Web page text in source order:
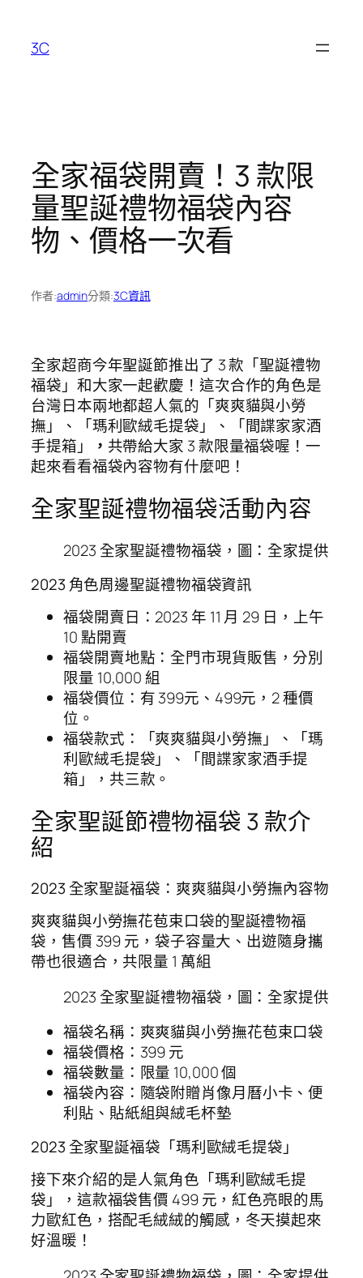
3C
全家福袋開賣！3 款限
量聖誕禮物福袋內容
物、價格一次看
作者:admin分類:3C資訊
全家超商今年聖誕節推出了 3 款「聖誕禮物
福袋」和大家一起歡慶！這次合作的角色是
台灣日本兩地都超人氣的「爽爽貓與小勞
撫」、「瑪利歐絨毛提袋」、「間諜家家酒
手提箱」
， 共帶給大家 3 款限量福袋喔！一
起來看看福袋內容物有什麼吧！
全家聖誕禮物福袋活動內容
2023 全家聖誕禮物福袋，圖：全家提供
2023 角色周邊聖誕禮物福袋資訊
福袋開賣日：2023 年 11 月 29 日，上午
10 點開賣
福袋開賣地點：全門市現貨販售，分別
限量 10,000 組
福袋價位：有 399元、499元，2 種價
位。
福袋款式：「爽爽貓與小勞撫」、「瑪
利歐絨毛提袋」、「間諜家家酒手提
箱」，共三款。
全家聖誕節禮物福袋 3 款介
紹
2023 全家聖誕福袋：爽爽貓與小勞撫內容物
爽爽貓與小勞撫花苞束口袋的聖誕禮物福
袋，售價 399 元，袋子容量大、出遊隨身攜
帶也很適合，共限量 1 萬組
2023 全家聖誕禮物福袋，圖：全家提供
福袋名稱：爽爽貓與小勞撫花苞束口袋
福袋價格：399 元
福袋數量：限量 10,000 個
福袋內容：隨袋附贈肖像月曆小卡、便
利貼、貼紙組與絨毛杯墊
2023 全家聖誕福袋「瑪利歐絨毛提袋」
接下來介紹的是人氣角色「瑪利歐絨毛提
袋」，這款福袋售價 499 元，紅色亮眼的馬
力歐紅色，搭配毛絨絨的觸感，冬天摸起來
好溫暖！